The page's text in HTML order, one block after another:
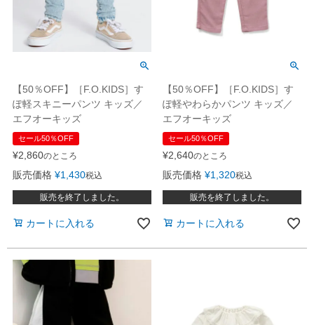
【50％OFF】［F.O.KIDS］す
ぽ軽スキニーパンツ キッズ／
エフオーキッズ
セール50％OFF
¥2,860のところ
販売価格 ¥1,430税込
販売を終了しました。
カートに入れる
【50％OFF】［F.O.KIDS］す
ぽ軽やわらかパンツ キッズ／
エフオーキッズ
セール50％OFF
¥2,640のところ
販売価格 ¥1,320税込
販売を終了しました。
カートに入れる